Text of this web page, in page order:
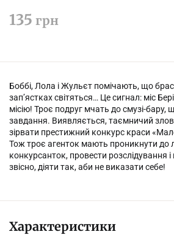
135 грн
Боббі, Лола і Жульєт помічають, що
зап’ястках світяться… Це сигнал: міс
місію! Троє подруг мчать до смузі-бару,
завдання. Виявляється, таємничий
зірвати престижний конкурс краси
Тож троє агенток мають проникнути до
конкурсанток, провести розслідування і
звісно, діяти так, аби не виказати себе!
Характеристики